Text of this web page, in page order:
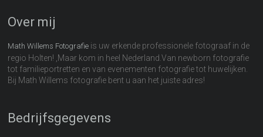
Over mij
Math Willems Fotografie is uw erkende professionele fotograaf in de
regio Holten! ,Maar kom in heel Nederland.Van newborn fotografie
tot familieportretten en van evenementen fotografie tot huwelijken.
Bij Math Willems fotografie bent u aan het juiste adres!
Bedrijfsgegevens